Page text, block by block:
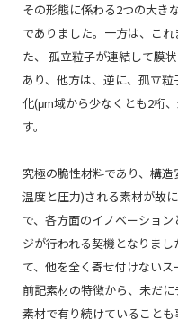
その形態に係わる2つの大き
でありました。一方は、こ
た、 孤立粒子が連結して膜
あり、他方は、逆に、孤立
化(μm域から少なくとも2桁
す。
究極の脆性材料であり、構
温度と圧力)される素材が故
で、各方面のイノベーショ
ジが行われる契機となりま
て、他を全く寄せ付けないス
前記素材の特徴から、未だ
素材で有り続けていることも